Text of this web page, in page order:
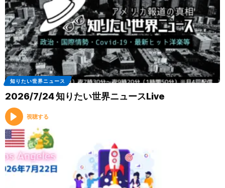
知りたい世界ニュース
2026/7/24 知りたい世界ニュースLive
視聴する